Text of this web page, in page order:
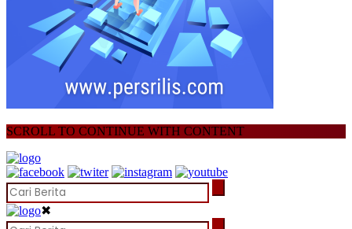
SCROLL TO CONTINUE WITH CONTENT
✖